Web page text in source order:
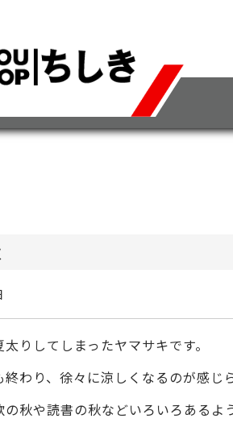
りしてしまったヤマサキです。
わり、徐々に涼しくなるのが感じ
の秋や読書の秋などいろいろあるよ